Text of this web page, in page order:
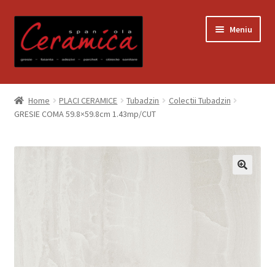
la
navigare
la
conținut
Meniu
Prima pagină
Blog
Contact
Despre noi
Home PLACI CERAMICE Tubadzin
Colectii Tubadzin
GRESIE COMA 59.8×59.8cm 1.43mp/CUT